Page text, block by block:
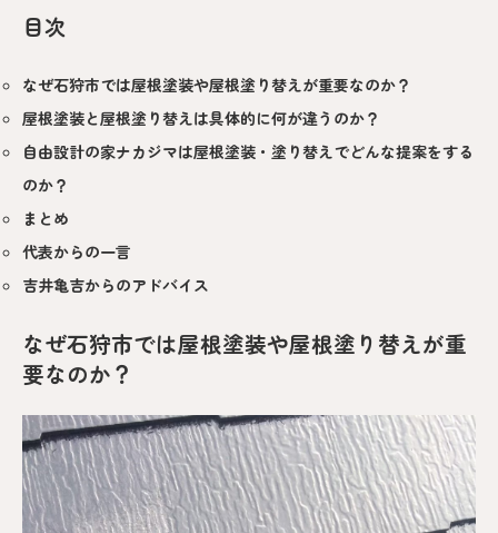
目次
なぜ石狩市では屋根塗装や屋根塗り替えが重要なのか？
屋根塗装と屋根塗り替えは具体的に何が違うのか？
自由設計の家ナカジマは屋根塗装・塗り替えでどんな提案をする
のか？
まとめ
代表からの一言
吉井亀吉からのアドバイス
なぜ石狩市では屋根塗装や屋根塗り替えが重
要なのか？